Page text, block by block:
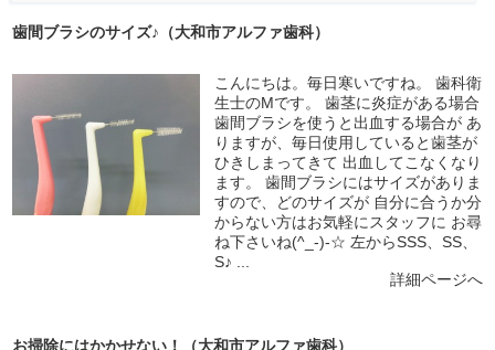
歯間ブラシのサイズ♪（大和市アルファ歯科）
こんにちは。毎日寒いですね。 歯科衛
生士のMです。 歯茎に炎症がある場合
歯間ブラシを使うと出血する場合が あ
りますが、毎日使用していると歯茎が
ひきしまってきて 出血してこなくなり
ます。 歯間ブラシにはサイズがありま
すので、どのサイズが 自分に合うか分
からない方はお気軽にスタッフに お尋
ね下さいね(^_-)-☆ 左からSSS、SS、
S♪ ...
詳細ページへ
お掃除にはかかせない！（大和市アルファ歯科）